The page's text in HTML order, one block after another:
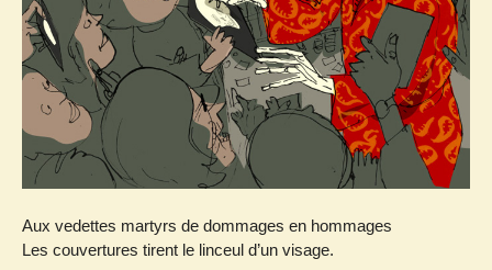
Aux vedettes martyrs de dommages en hommages
Les couvertures tirent le linceul d’un visage.